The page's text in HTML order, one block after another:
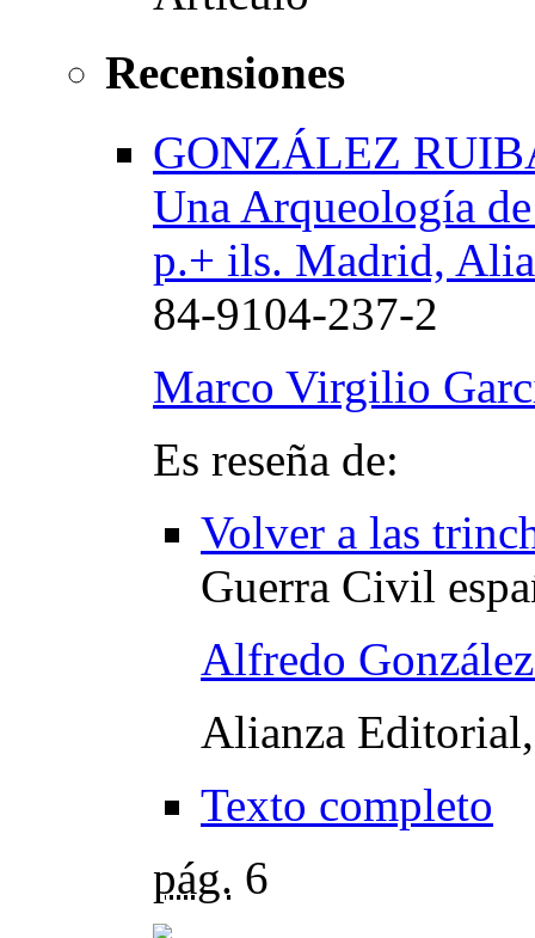
Recensiones
GONZÁLEZ
Una Arqueología
p.+ ils. Madrid,
84-9104-237-2
Marco Virgilio
Es reseña de:
Volver a las
Guerra Civil
Alfredo
Alianza
Texto completo
pág. 6